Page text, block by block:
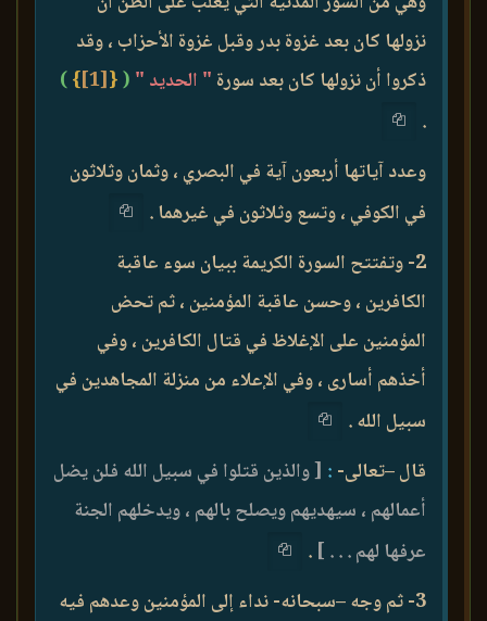
نزولها كان بعد غزوة بدر وقبل غزوة الأحزاب ، وقد
ذكروا أن نزولها كان بعد سورة " الحديد " (
{
[1]
}
)
.
وعدد آياتها أربعون آية في البصري ، وثمان وثلاثون
في الكوفي ، وتسع وثلاثون في غيرهما .
2- وتفتتح السورة الكريمة ببيان سوء عاقبة
الكافرين ، وحسن عاقبة المؤمنين ، ثم تحض
المؤمنين على الإغلاظ في قتال الكافرين ، وفي
أخذهم أسارى ، وفي الإعلاء من منزلة المجاهدين في
سبيل الله .
قال –تعالى- : [ والذين قتلوا في سبيل الله فلن يضل
أعمالهم ، سيهديهم ويصلح بالهم ، ويدخلهم الجنة
عرفها لهم . . . ] .
3- ثم وجه –سبحانه- نداء إلى المؤمنين وعدهم فيه